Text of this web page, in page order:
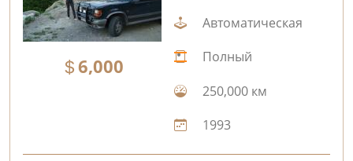
6,000
Автоматическая
Полный
250,000 км
1993